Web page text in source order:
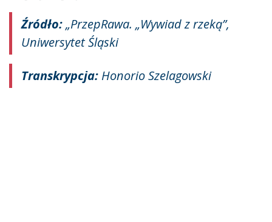
Źródło:„PrzepRawa. „Wywiad z rzeką”,
Uniwersytet Śląski
Transkrypcja: Honorio Szelagowski